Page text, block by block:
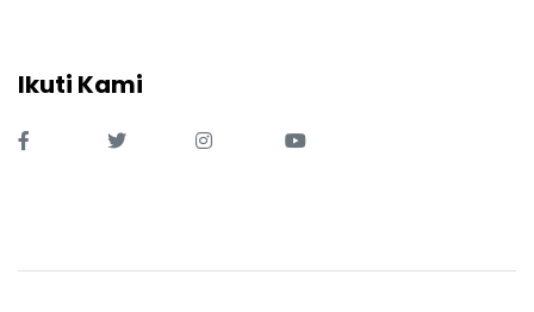
Ikuti Kami